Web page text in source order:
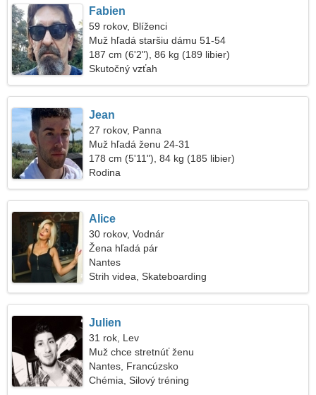
Fabien
59 rokov, Blíženci
Muž hľadá staršiu dámu 51-54
187 cm (6'2"), 86 kg (189 libier)
Skutočný vzťah
Jean
27 rokov, Panna
Muž hľadá ženu 24-31
178 cm (5'11"), 84 kg (185 libier)
Rodina
Alice
30 rokov, Vodnár
Žena hľadá pár
Nantes
Strih videa, Skateboarding
Julien
31 rok, Lev
Muž chce stretnúť ženu
Nantes, Francúzsko
Chémia, Silový tréning